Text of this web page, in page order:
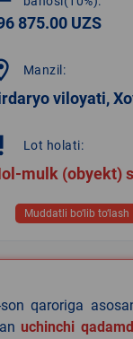
875.00 UZS
Manzil:
viloyati,
Lot holati:
mulk (obyekt)
Muddatli bo‘lib to‘lash
qaroriga
uchinchi